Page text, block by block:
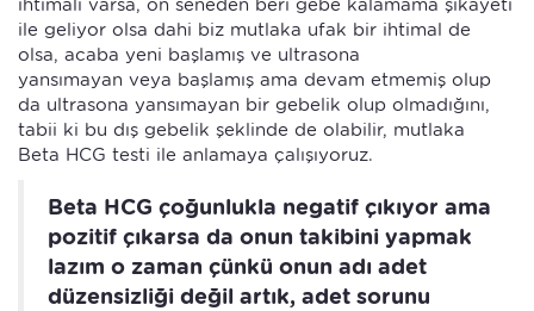
ihtimali varsa, on seneden beri gebe kalamama şikayeti
ile geliyor olsa dahi biz mutlaka ufak bir ihtimal de
olsa, acaba yeni başlamış ve ultrasona
yansımayan veya başlamış ama devam etmemiş olup
da ultrasona yansımayan bir gebelik olup olmadığını,
tabii ki bu dış gebelik şeklinde de olabilir, mutlaka
Beta HCG testi ile anlamaya çalışıyoruz.
Beta HCG çoğunlukla negatif çıkıyor ama
pozitif çıkarsa da onun takibini yapmak
lazım o zaman çünkü onun adı adet
düzensizliği değil artık, adet sorunu